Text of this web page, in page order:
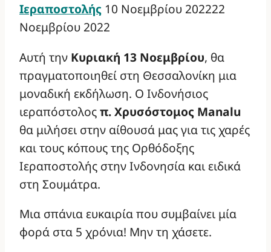
Ιεραποστολής 10 Νοεμβρίου 202222
Νοεμβρίου 2022
Αυτή την Κυριακή 13 Νοεμβρίου, θα
πραγματοποιηθεί στη Θεσσαλονίκη μια
μοναδική εκδήλωση. Ο Ινδονήσιος
ιεραπόστολοςπ. Χρυσόστομος Manalu
θα μιλήσει στην αίθουσά μας για τις χαρές
και τους κόπους της Ορθόδοξης
Ιεραποστολής στην Ινδονησία και ειδικά
στη Σουμάτρα.
Μια σπάνια ευκαιρία που συμβαίνει μία
φορά στα 5 χρόνια! Μην τη χάσετε.